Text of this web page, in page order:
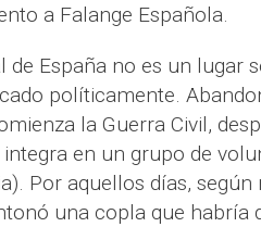
a Falange Española.
de España no es un lugar
políticamente.
la Guerra Civil,
en un grupo de
Por aquellos días, según
una copla que habría